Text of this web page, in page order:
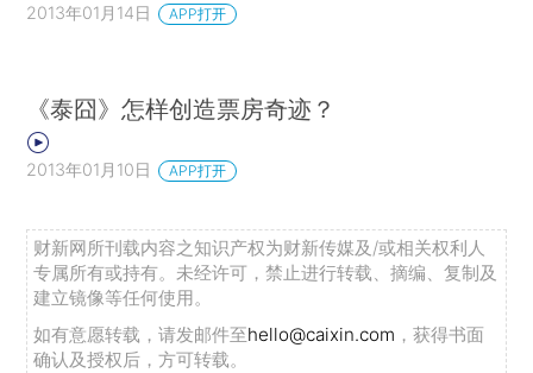
2013年01月14日 APP打开
《泰囧》怎样创造票房奇迹？
2013年01月10日 APP打开
财新网所刊载内容之知识产权为财新传媒及/或相关权利人
专属所有或持有。未经许可，禁止进行转载、摘编、复制及
建立镜像等任何使用。
如有意愿转载，请发邮件至hello@caixin.com ，获得书面
确认及授权后，方可转载。